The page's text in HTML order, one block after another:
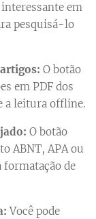
em
pesquisá-lo
O botão
em PDF dos
a leitura offline.
O botão
ABNT, APA ou
de
Você pode